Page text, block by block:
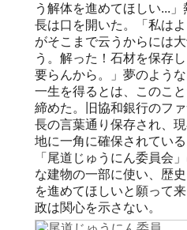
う解体を進めてほしい...
長は口を開いた。「私は
がそこまで云うからには
う。解った！石材を保存
要らんから。」夢のよう
一生を得るとは、このこ
締めた。旧協和銀行のフ
長の言葉通り保存され、
地に一角に確保されている
「尾道じゅうにん委員会
な建物の一部に使い、歴
を進めてほしいと願って
政は関心を示さない。